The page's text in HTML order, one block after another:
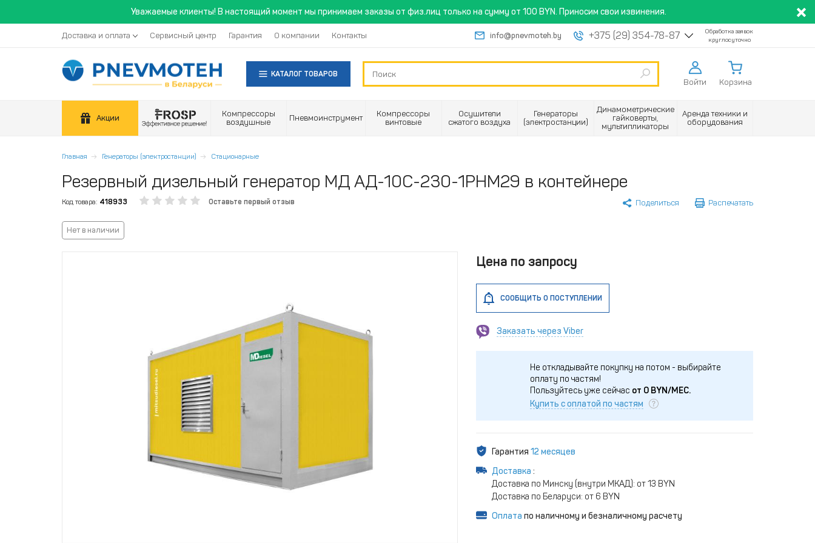
Уважаемые клиенты! В настоящий момент мы принимаем заказы от физ.лиц только на сумму от 100 BYN. Приносим свои извинения.
Доставка и оплата Сервисный центр Гарантия О компании Контакты info@pnevmoteh.by +375 (29) 354-78-87
Обработка заявок
круглосуточно
КАТАЛОГ ТОВАРОВ
Войти Корзина
Акции
Компрессоры
воздушные
Пневмоинструмент
Компрессоры
винтовые
Осушители
сжатого воздуха
Генераторы
(электростанции)
Динамометрические
гайковерты,
мультипликаторы
Аренда техники и
оборудования
Главная Генераторы (электростанции) Стационарные
Резервный дизельный генератор МД АД-10С-230-1РНМ29 в контейнере
Код товара: 418933 Оставьте первый отзыв Поделиться Распечатать
Нет в наличии
Цена по запросу
СООБЩИТЬ О ПОСТУПЛЕНИИ
Заказать через Viber
Не откладывайте покупку на потом - выбирайте
оплату по частям!
Пользуйтесь уже сейчас от 0BYN/МЕС.
Купить с оплатой по частям
Гарантия 12 месяцев
Доставка :
Доставка по Минску (внутри МКАД): от 13 BYN
Доставка по Беларуси: от 6 BYN
Оплата по наличному и безналичному расчету